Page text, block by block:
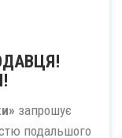
запрошує
подальшого